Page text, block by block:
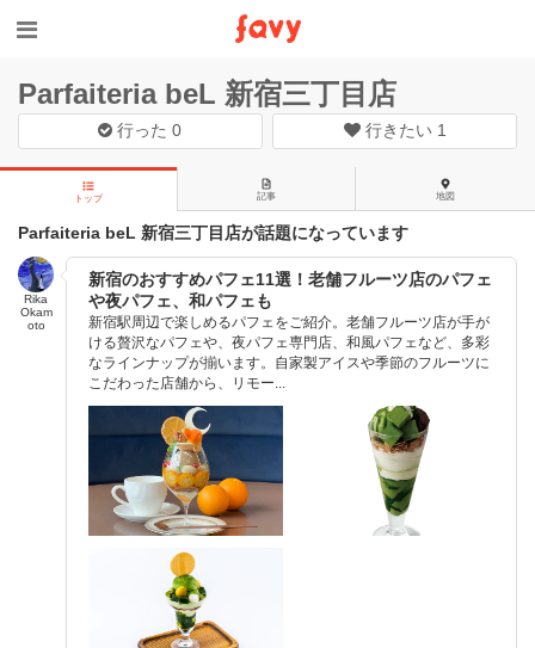
Parfaiteria beL 新宿三丁目店
行った0 行きたい 1
トップ 記事 地図
Parfaiteria beL 新宿三丁目店が話題になっています
Rika
Okam
oto
新宿のおすすめパフェ11選！老舗フルーツ店のパフェ
や夜パフェ、和パフェも
新宿駅周辺で楽しめるパフェをご紹介。老舗フルーツ店が手が
ける贅沢なパフェや、夜パフェ専門店、和風パフェなど、多彩
なラインナップが揃います。自家製アイスや季節のフルーツに
こだわった店舗から、リモー...